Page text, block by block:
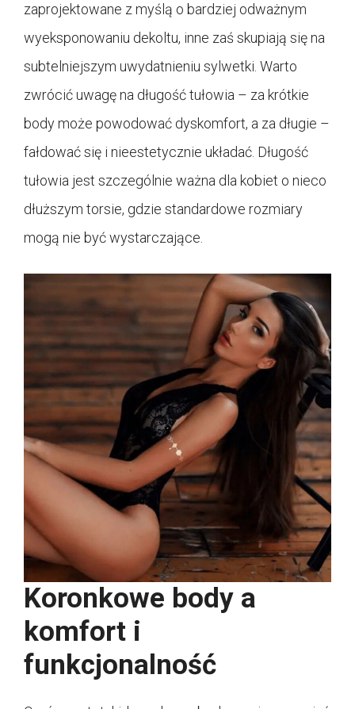
zaprojektowane z myślą o bardziej odważnym
wyeksponowaniu dekoltu, inne zaś skupiają się na
subtelniejszym uwydatnieniu sylwetki. Warto
zwrócić uwagę na długość tułowia – za krótkie
body może powodować dyskomfort, a za długie –
fałdować się i nieestetycznie układać. Długość
tułowia jest szczególnie ważna dla kobiet o nieco
dłuższym torsie, gdzie standardowe rozmiary
mogą nie być wystarczające.
Koronkowe body a
komfort i
funkcjonalność